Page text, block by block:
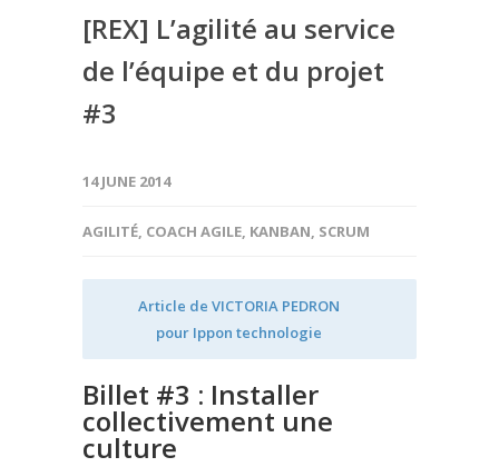
[REX] L’agilité au service
de l’équipe et du projet
#3
14 JUNE 2014
AGILITÉ, COACH AGILE, KANBAN, SCRUM
Article de VICTORIA PEDRON
pour Ippon technologie
Billet #3 : Installer
collectivement une
culture